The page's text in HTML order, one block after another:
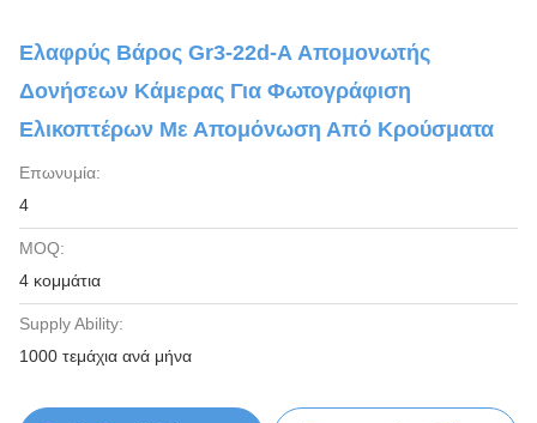
Ελαφρύς Βάρος Gr3-22d-A Απομονωτής
Δονήσεων Κάμερας Για Φωτογράφιση
Ελικοπτέρων Με Απομόνωση Από Κρούσματα
Επωνυμία:
4
MOQ:
4 κομμάτια
Supply Ability:
1000 τεμάχια ανά μήνα